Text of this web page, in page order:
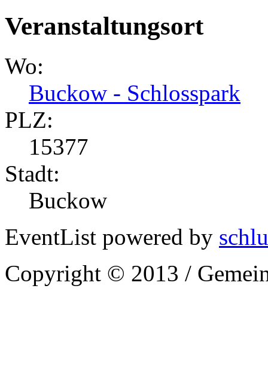
Veranstaltungsort
Wo:
Buckow - Schlosspark
PLZ:
15377
Stadt:
Buckow
EventList powered by
Copyright © 2013 /